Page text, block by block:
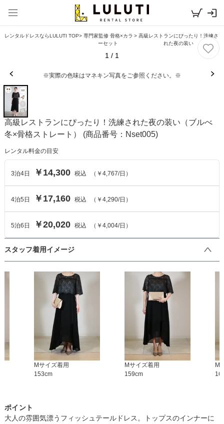
レンタルドレスならLULUTI TOP> 専門家監修 骨格×カラ
ーセット
> 高級レストランにぴったり！洗練さ
れた夜の装い
1 / 1
※実際の色味はマネキン写真をご参照ください。※
高級レストランにぴったり！洗練された夜の装い（ブルべ
冬×骨格ストレート）
(商品番号：Nset005)
レンタル料金の目安
3泊4日 ￥14,300 税込 （ ￥4,767/日）
4泊5 日 ￥17,160 税込 （ ￥4,290/日）
5泊6 日 ￥20,020 税込 （ ￥4,004/日）
スタッフ着用イメージ
Mサイズ着用
153cm
Mサイズ着用
159cm
M
ポイント
大人の雰囲気漂うフィッシュテールドレス。トップスのインナーに